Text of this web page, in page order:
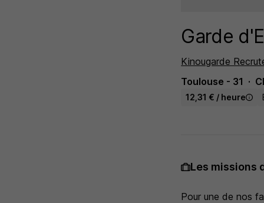
Garde
Kinougarde
Toulouse - 31
12,31 € / heure
Les missions
Pour une de nos